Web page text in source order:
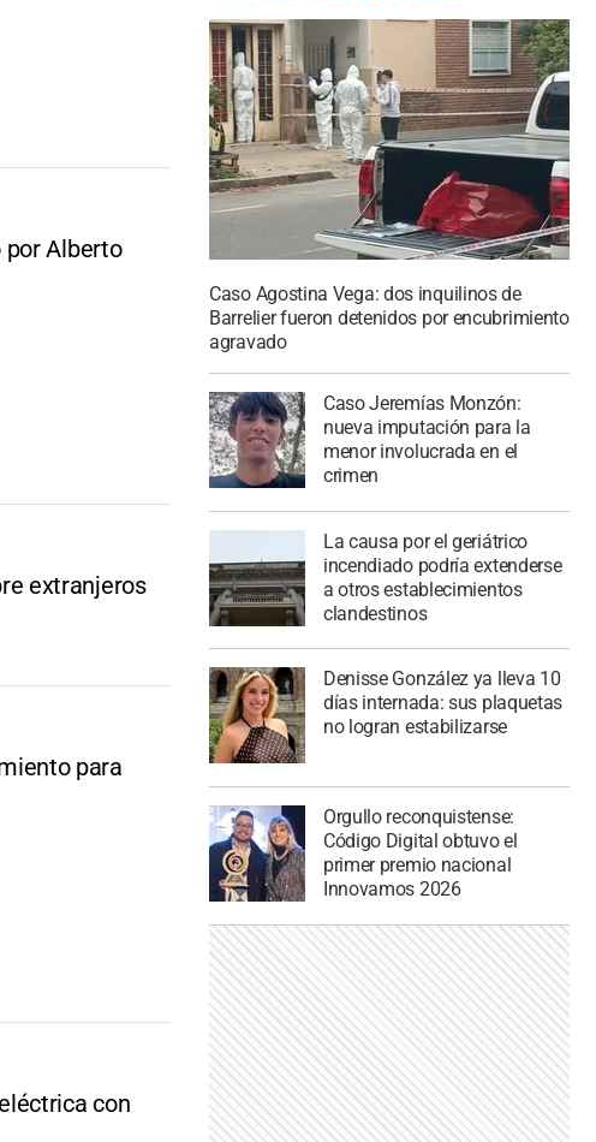
por Alberto
extranjeros
para
con
Caso Agostina Vega: dos inquilinos de
Barrelier fueron detenidos por encubrimiento
agravado
Caso Jeremías Monzón:
nueva imputación para la
menor involucrada en el
crimen
La causa por el geriátrico
incendiado podría extenderse
a otros establecimientos
clandestinos
Denisse González ya lleva 10
días internada: sus plaquetas
no logran estabilizarse
Orgullo reconquistense:
Código Digital obtuvo el
primer premio nacional
Innovamos 2026